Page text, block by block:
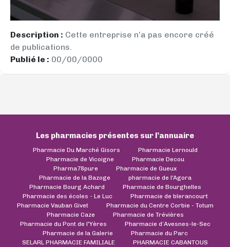
Description : Cette entreprise n’a pas encore créé
de publications.
Publié le : 00/00/0000
Les pharmacies présentes sur l’annuaire
Pharmacie Du Marché Gisors
Pharmacie Lernould
Pharmacie de Vicoigne
Pharmacie Decou
Pharma78pure
Pharmacie de Gueux
Pharmacie de la Bazoge
pharmacie de l'Agora
Pharmacie Bourg Achard
Pharmacie de Bourghelles
Pharmacie des écoles - Le Luc
Pharmacie de blerancourt
Pharmacie Vauban Givet
Pharmacie du Centre Corbie - Totum
Pharmacie Caze
Pharmacie de Trévières
Pharmacie du Pont de l'Yères
Pharmacie d’Avesnes-le-Sec
Pharmacie de la Galerie
Pharmacie du Parc
SELARL PHARMACIE FAMILIALE
PHARMACIE CABANTOUS